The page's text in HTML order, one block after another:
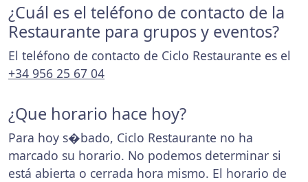
¿Cuál es el teléfono de contacto de la
Restaurante para grupos y eventos?
El teléfono de contacto de Ciclo Restaurante es el
+34 956 25 67 04
¿Que horario hace hoy?
Para hoy s�bado, Ciclo Restaurante no ha
marcado su horario. No podemos determinar si
está abierta o cerrada hora mismo. El horario de